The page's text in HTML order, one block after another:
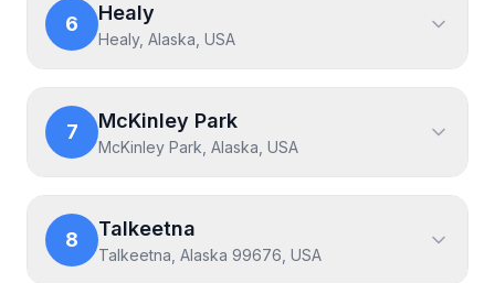
6 Healy
Healy, Alaska, USA
7 McKinley Park
McKinley Park, Alaska, USA
8 Talkeetna
Talkeetna, Alaska 99676, USA